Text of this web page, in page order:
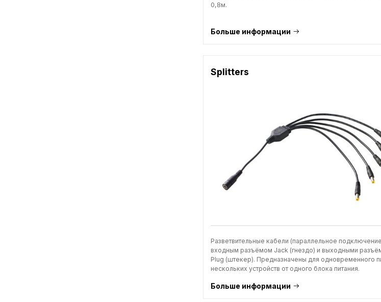
0,8м.
Больше информации
Splitters
Разветвительные кабели (параллельное
входным разъёмом Jack (гнездо) и выходными
Plug (штекер). Предназначены для одновременного
нескольких устройств от одного блока питания.
Больше информации